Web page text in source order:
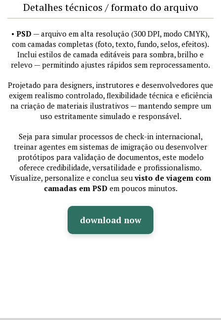
Detalhes técnicos / formato do arquivo
• PSD — arquivo em alta resolução (300 DPI, modo CMYK),
com camadas completas (foto, texto, fundo, selos, efeitos).
Inclui estilos de camada editáveis para sombra, brilho e
relevo — permitindo ajustes rápidos sem reprocessamento.
Projetado para designers, instrutores e desenvolvedores que
exigem realismo controlado, flexibilidade técnica e eficiência
na criação de materiais ilustrativos — mantendo sempre um
uso estritamente simulado e responsável.
Seja para simular processos de check-in internacional,
treinar agentes em sistemas de imigração ou desenvolver
protótipos para validação de documentos, este modelo
oferece credibilidade, versatilidade e profissionalismo.
Visualize, personalize e conclua seuvisto de viagem com
camadas em PSD em poucos minutos.
download now